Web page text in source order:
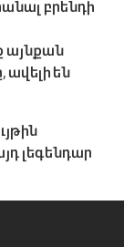
բրենդի
այնքան
ավելի են
լեգենդար